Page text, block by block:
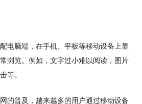
脑端，在手机、平板等移动设备上显
浏览。例如，文字过小难以阅读，图片
等。
普及，越来越多的用户通过移动设备